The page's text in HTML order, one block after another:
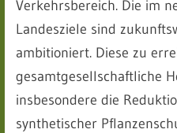
Verkehrsbereich. Die im
Landesziele sind
ambitioniert. Diese zu
gesamtgesellschaftliche
insbesondere die
synthetischer